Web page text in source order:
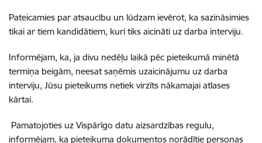
Pateicamies par atsaucību un lūdzam ievērot, ka sazināsimies
tikai ar tiem kandidātiem, kuri tiks aicināti uz darba interviju.
Informējam, ka, ja divu nedēļu laikā pēc pieteikumā minētā
termiņa beigām, neesat saņēmis uzaicinājumu uz darba
interviju, Jūsu pieteikums netiek virzīts nākamajai atlases
kārtai.
Pamatojoties uz Vispārīgo datu aizsardzības regulu,
informējam, ka pieteikuma dokumentos norādītie personas